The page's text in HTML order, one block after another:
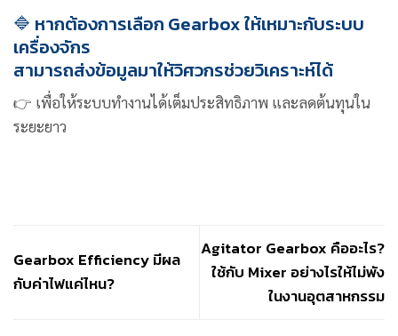
🔷 หากต้องการเลือก Gearbox ให้เหมาะกับระบบ
เครื่องจักร
สามารถส่งข้อมูลมาให้วิศวกรช่วยวิเคราะห์ได้
👉 เพื่อให้ระบบทำงานได้เต็มประสิทธิภาพ และลดต้นทุนใน
ระยะยาว
Gearbox Efficiency มีผล
กับค่าไฟแค่ไหน?
Agitator Gearbox คืออะไร?
ใช้กับ Mixer อย่างไรให้ไม่พัง
ในงานอุตสาหกรรม